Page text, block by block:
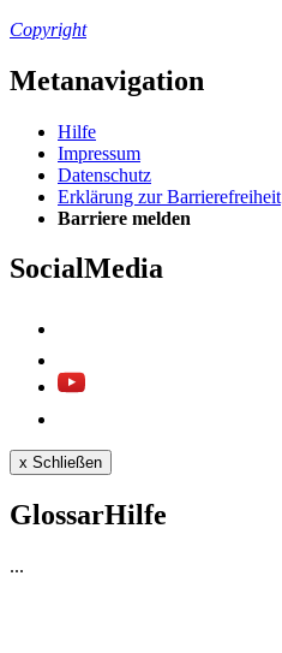
Copyright
Metanavigation
Hil­fe
Im­pres­s­um
Da­ten­schutz
Er­klä­rung zur Bar­rie­re­frei­heit
Bar­rie­re mel­den
SocialMedia
x Schließen
GlossarHilfe
...